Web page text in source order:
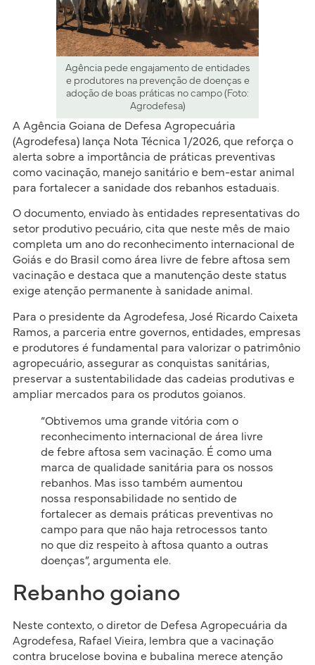
Agência pede engajamento de entidades
e produtores na prevenção de doenças e
adoção de boas práticas no campo (Foto:
Agrodefesa)
A Agência Goiana de Defesa Agropecuária
(Agrodefesa) lança Nota Técnica 1/2026, que reforça o
alerta sobre a importância de práticas preventivas
como vacinação, manejo sanitário e bem-estar animal
para fortalecer a sanidade dos rebanhos estaduais.
O documento, enviado às entidades representativas do
setor produtivo pecuário, cita que neste mês de maio
completa um ano do reconhecimento internacional de
Goiás e do Brasil como área livre de febre aftosa sem
vacinação e destaca que a manutenção deste status
exige atenção permanente à sanidade animal.
Para o presidente da Agrodefesa, José Ricardo Caixeta
Ramos, a parceria entre governos, entidades, empresas
e produtores é fundamental para valorizar o patrimônio
agropecuário, assegurar as conquistas sanitárias,
preservar a sustentabilidade das cadeias produtivas e
ampliar mercados para os produtos goianos.
“Obtivemos uma grande vitória com o
reconhecimento internacional de área livre
de febre aftosa sem vacinação. É como uma
marca de qualidade sanitária para os nossos
rebanhos. Mas isso também aumentou
nossa responsabilidade no sentido de
fortalecer as demais práticas preventivas no
campo para que não haja retrocessos tanto
no que diz respeito à aftosa quanto a outras
doenças”, argumenta ele.
Rebanho goiano
Neste contexto, o diretor de Defesa Agropecuária da
Agrodefesa, Rafael Vieira, lembra que a vacinação
contra brucelose bovina e bubalina merece atenção